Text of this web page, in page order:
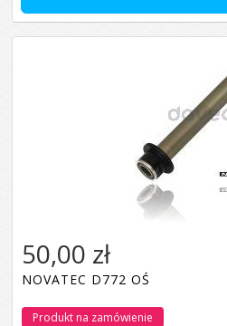
50,00 zł
NOVATEC D772 OŚ
Produkt na zamówienie